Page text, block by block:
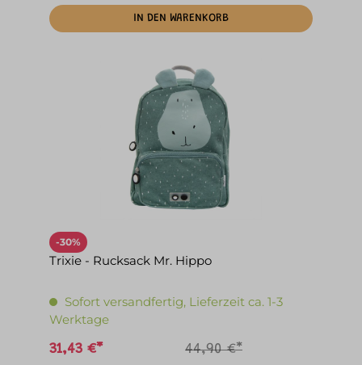
IN DEN WARENKORB
-30%
Trixie - Rucksack Mr. Hippo
Sofort versandfertig, Lieferzeit ca. 1-3
Werktage
31,43 €* 44,90 €*